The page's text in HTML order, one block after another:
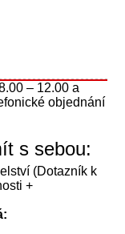
– 12.00 a
objednání
s sebou:
(Dotazník k
+